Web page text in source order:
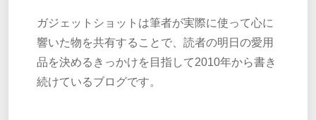
ガジェットショットは筆者が実際に使って心に
響いた物を共有することで、読者の明日の愛用
品を決めるきっかけを目指して2010年から書き
続けているブログです。